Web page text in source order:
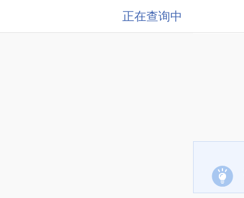
正在查询中